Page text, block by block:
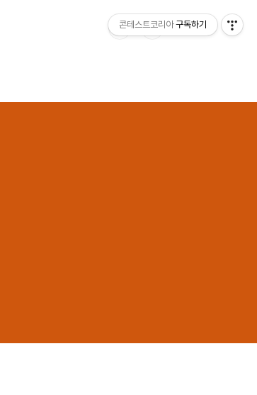
콘테스트코리아 구독하기